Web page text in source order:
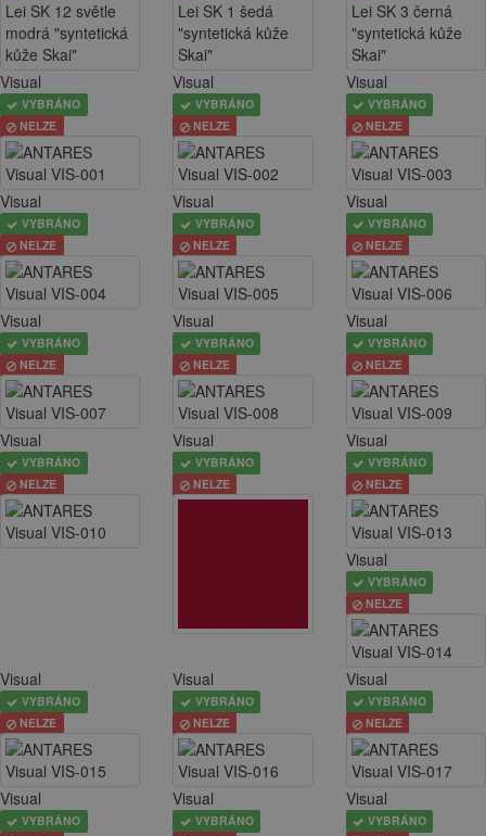
Visual
VYBRÁNO
NELZE
Visual
VYBRÁNO
NELZE
Visual
VYBRÁNO
NELZE
Visual
VYBRÁNO
NELZE
Visual
VYBRÁNO
NELZE
Visual
VYBRÁNO
NELZE
Visual
VYBRÁNO
NELZE
Visual
VYBRÁNO
NELZE
Visual
VYBRÁNO
NELZE
Visual
VYBRÁNO
NELZE
Visual
VYBRÁNO
NELZE
Visual
VYBRÁNO
NELZE
Visual
VYBRÁNO
NELZE
Visual
VYBRÁNO
NELZE
Visual
VYBRÁNO
NELZE
Visual
VYBRÁNO
NELZE
Visual
VYBRÁNO
Visual
VYBRÁNO
Visual
VYBRÁNO